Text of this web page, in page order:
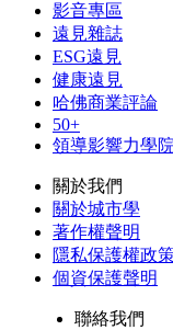
影音專區
遠見雜誌
ESG遠見
健康遠見
哈佛商業評論
50+
領導影響力學
關於我們
關於城市學
著作權聲明
隱私保護權政
個資保護聲明
聯絡我們